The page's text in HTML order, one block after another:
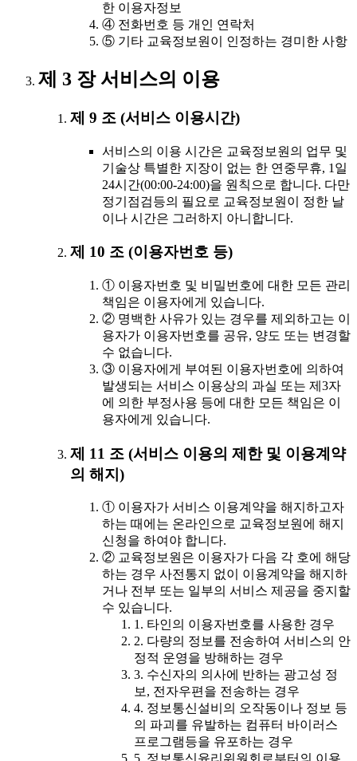
한 이용자정보
④ 전화번호 등 개인 연락처
⑤ 기타 교육정보원이 인정하는 경미한 사항
제 3 장 서비스의 이용
제 9 조 (서비스 이용시간)
서비스의 이용 시간은 교육정보원의 업무 및
기술상 특별한 지장이 없는 한 연중무휴, 1일
24시간(00:00-24:00)을 원칙으로 합니다. 다만
정기점검등의 필요로 교육정보원이 정한 날
이나 시간은 그러하지 아니합니다.
제 10 조 (이용자번호 등)
① 이용자번호 및 비밀번호에 대한 모든 관리
책임은 이용자에게 있습니다.
② 명백한 사유가 있는 경우를 제외하고는 이
용자가 이용자번호를 공유, 양도 또는 변경할
수 없습니다.
③ 이용자에게 부여된 이용자번호에 의하여
발생되는 서비스 이용상의 과실 또는 제3자
에 의한 부정사용 등에 대한 모든 책임은 이
용자에게 있습니다.
제 11 조 (서비스 이용의 제한 및 이용계약
의 해지)
① 이용자가 서비스 이용계약을 해지하고자
하는 때에는 온라인으로 교육정보원에 해지
신청을 하여야 합니다.
② 교육정보원은 이용자가 다음 각 호에 해당
하는 경우 사전통지 없이 이용계약을 해지하
거나 전부 또는 일부의 서비스 제공을 중지할
수 있습니다.
1. 타인의 이용자번호를 사용한 경우
2. 다량의 정보를 전송하여 서비스의 안
정적 운영을 방해하는 경우
3. 수신자의 의사에 반하는 광고성 정
보, 전자우편을 전송하는 경우
4. 정보통신설비의 오작동이나 정보 등
의 파괴를 유발하는 컴퓨터 바이러스
프로그램등을 유포하는 경우